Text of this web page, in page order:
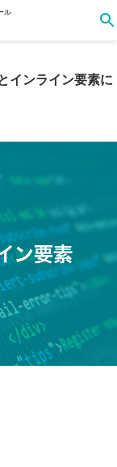
ル
インライン要素に